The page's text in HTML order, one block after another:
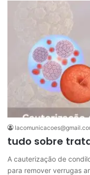
tudo sobre
A cauterização de
para remover verrugas